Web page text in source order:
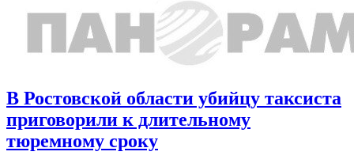
В Ростовской области убийцу таксиста
приговорили к длительному
тюремному сроку